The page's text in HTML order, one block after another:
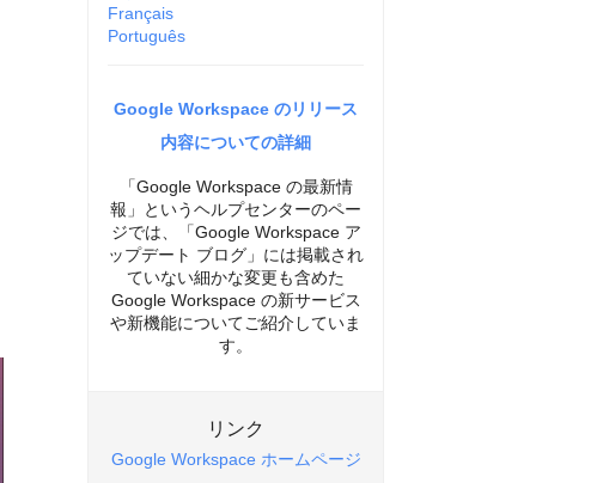
Français
Português
Google Workspace のリリース
内容についての詳細
「Google Workspace の最新情
報」というヘルプセンターのペー
ジでは、「Google Workspace ア
ップデート ブログ」には掲載され
ていない細かな変更も含めた
Google Workspace の新サービス
や新機能についてご紹介していま
す。
リンク
Google Workspace ホームページ